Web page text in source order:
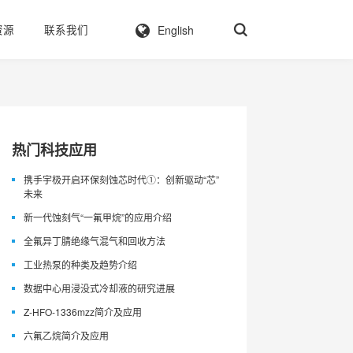
源 联系我们 English
热门科技应用
携手宇极开启环保刻蚀芯时代①：创新驱动“芯”
未来
新一代蚀刻气“一氟甲烷”的应用介绍
全氟异丁腈绝缘气混气和回收方法
工业热泵的种类及趋势介绍
数据中心用浸没式冷却液的研究进展
Z-HFO-1336mzz简介及应用
六氟乙烷简介及应用